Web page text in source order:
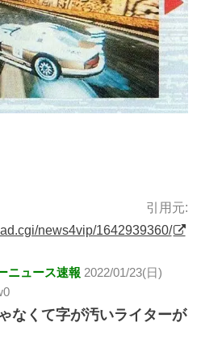
引用元:
news4vip/1642939360/
ニュース速報 2022/01/23(日)
なくて字が汚いライターが